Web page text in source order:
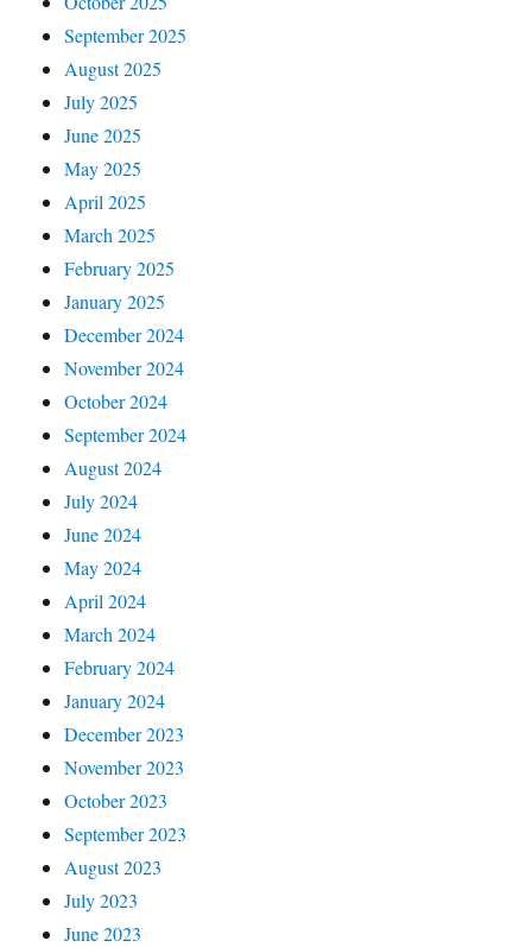
September 2025
August 2025
July 2025
June 2025
May 2025
April 2025
March 2025
February 2025
January 2025
December 2024
November 2024
October 2024
September 2024
August 2024
July 2024
June 2024
May 2024
April 2024
March 2024
February 2024
January 2024
December 2023
November 2023
October 2023
September 2023
August 2023
July 2023
June 2023